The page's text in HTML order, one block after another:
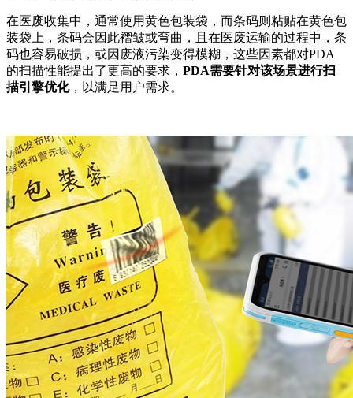
在医废收集中，通常使用黄色包装袋，而条码则粘贴在黄色包
装袋上，条码会因此褶皱或弯曲，且在医废运输的过程中，条
码也容易破损，或因废液污染变得模糊，这些因素都对PDA
的扫描性能提出了更高的要求， PDA需要针对该场景进行扫
描引擎优化，以满足用户需求。